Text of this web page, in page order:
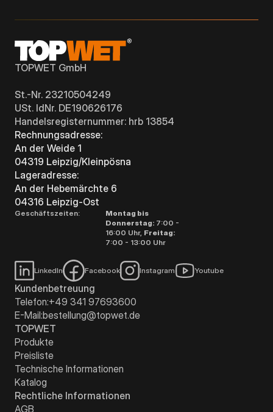
TOPWET GmbH
St.-Nr. 23210504249
USt. IdNr. DE190626176
Handelsregisternummer: hrb 13854
Rechnungsadresse:
An der Weide 1
04319 Leipzig/Kleinpösna
Lageradresse:
An der Hebemärchte 6
04316 Leipzig-Ost
Geschäftszeiten:
Montag bis
Donnerstag: 7:00 -
16:00 Uhr, Freitag:
7:00 - 13:00 Uhr
LinkedIn Facebook Instagram Youtube
Kundenbetreuung
Telefon:+49 341 97693600
E-Mail:bestellung@topwet.de
TOPWET
Produkte
Preisliste
Technische Informationen
Katalog
Rechtliche Informationen
AGB